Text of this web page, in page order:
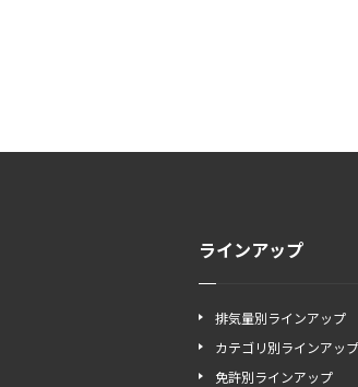
ラインアップ
排気量別ラインアップ
カテゴリ別ラインアップ
免許別ラインアップ